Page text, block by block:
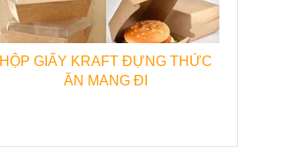
HỘP GIẤY KRAFT ĐỰNG THỨC
ĂN MANG ĐI